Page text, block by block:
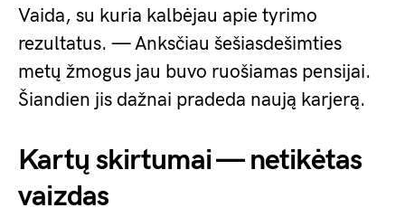
Vaida, su kuria kalbėjau apie tyrimo
rezultatus. — Anksčiau šešiasdešimties
metų žmogus jau buvo ruošiamas pensijai.
Šiandien jis dažnai pradeda naują karjerą.
Kartų skirtumai — netikėtas
vaizdas